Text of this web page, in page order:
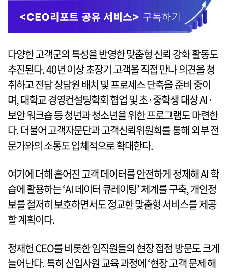
다양한 고객군의 특성을 반영한 맞춤형 신뢰 강화 활동도
추진된다. 40년 이상 초장기 고객을 직접 만나 의견을 청
취하고 전담 상담원 배치 및 프로세스 단축을 준비 중이
며, 대학교 경영컨설팅학회 협업 및 초·중학생 대상 AI·
보안 워크숍 등 청년과 청소년을 위한 프로그램도 마련한
다. 더불어 고객자문단과 고객신뢰위원회를 통해 외부 전
문가와의 소통도 입체적으로 확대한다.
여기에 더해 흩어진 고객 데이터를 안전하게 정제해 AI 학
습에 활용하는 ‘AI 데이터 큐레이팅’ 체계를 구축, 개인정
보를 철저히 보호하면서도 정교한 맞춤형 서비스를 제공
할 계획이다.
정재헌 CEO를 비롯한 임직원들의 현장 접점 방문도 크게
늘어난다. 특히 신입사원 교육 과정에 ‘현장 고객 문제 해